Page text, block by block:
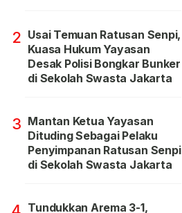
2 Usai Temuan Ratusan Senpi,
Kuasa Hukum Yayasan
Desak Polisi Bongkar Bunker
di Sekolah Swasta Jakarta
3 Mantan Ketua Yayasan
Dituding Sebagai Pelaku
Penyimpanan Ratusan Senpi
di Sekolah Swasta Jakarta
Tundukkan Arema 3-1,